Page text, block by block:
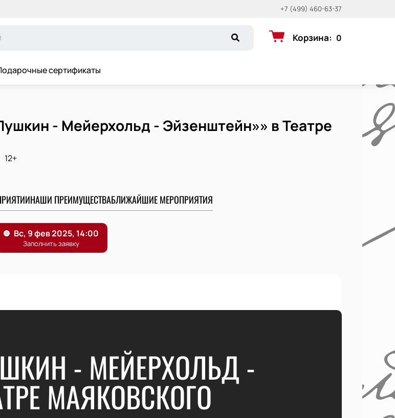
+7 (499) 460-63-37
Корзина: 0
сертификаты
- Мейерхольд - Эйзенштейн»» в Театре
12+
НАШИ ПРЕИМУЩЕСТВАБЛИЖАЙШИЕ МЕРОПРИЯТИЯ
- МЕЙЕРХОЛЬД -
МАЯКОВСКОГО